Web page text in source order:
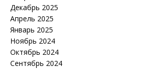
Декабрь 2025
Апрель 2025
Январь 2025
Ноябрь 2024
Октябрь 2024
Сентябрь 2024